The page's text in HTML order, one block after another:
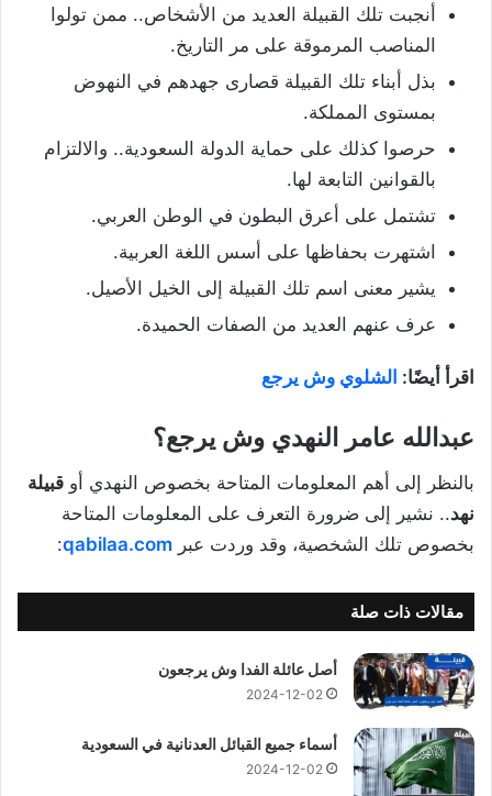
أنجبت تلك القبيلة العديد من الأشخاص.. ممن تولوا
المناصب المرموقة على مر التاريخ.
بذل أبناء تلك القبيلة قصارى جهدهم في النهوض
بمستوى المملكة.
حرصوا كذلك على حماية الدولة السعودية.. والالتزام
بالقوانين التابعة لها.
تشتمل على أعرق البطون في الوطن العربي.
اشتهرت بحفاظها على أسس اللغة العربية.
يشير معنى اسم تلك القبيلة إلى الخيل الأصيل.
عرف عنهم العديد من الصفات الحميدة.
اقرأ أيضًا: الشلوي وش يرجع
عبدالله عامر النهدي وش يرجع؟
بالنظر إلى أهم المعلومات المتاحة بخصوص النهدي أو قبيلة
نهد.. نشير إلى ضرورة التعرف على المعلومات المتاحة
بخصوص تلك الشخصية، وقد وردت عبر qabilaa.com
:
مقالات ذات صلة
أصل عائلة الفدا وش يرجعون
2024-12-02
أسماء جميع القبائل العدنانية في السعودية
2024-12-02